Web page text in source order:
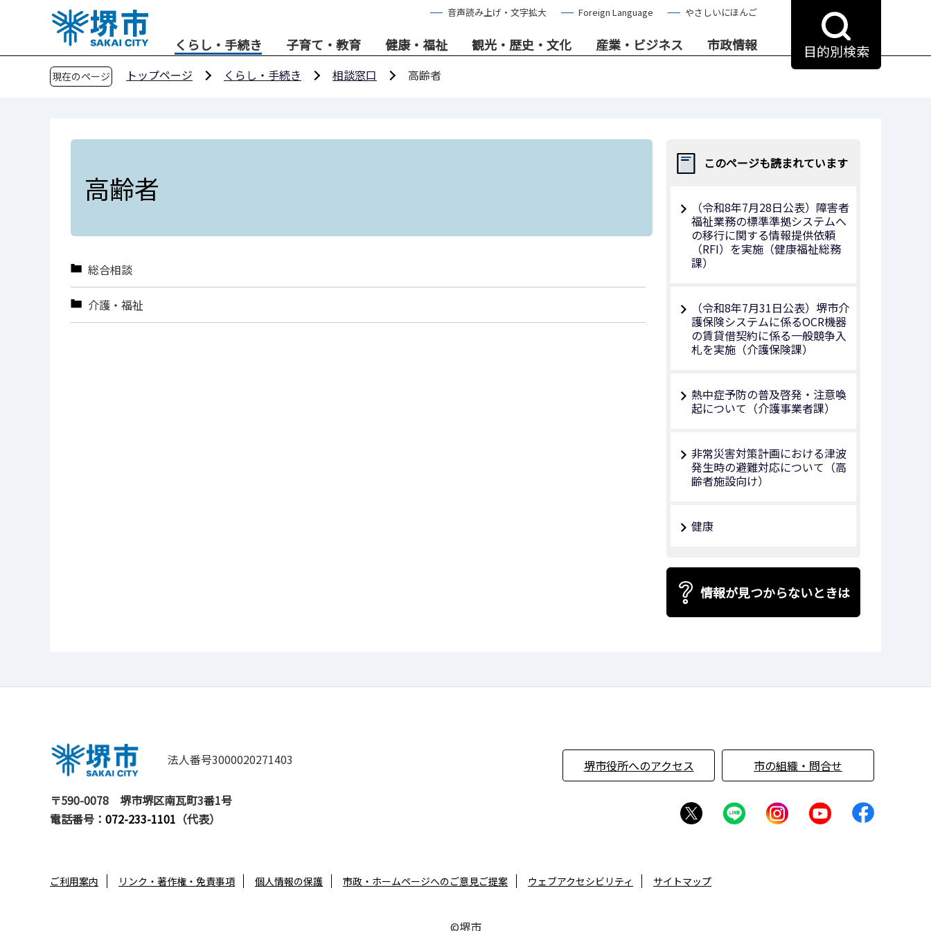
音声読み上げ・文字拡大 Foreign Language やさしいにほんご
くらし・手続き 子育て・教育 健康・福祉 観光・歴史・文化 産業・ビジネス 市政情報 目的別検索
現在のページ トップページ くらし・手続き 相談窓口 高齢者
高齢者
総合相談
介護・福祉
このページも読まれています
（令和8年7⽉28⽇公表）障害者
福祉業務の標準準拠システムへ
の移行に関する情報提供依頼
（RFI）を実施（健康福祉総務
課）
（令和8年7月31日公表）堺市介
護保険システムに係るOCR機器
の賃貸借契約に係る一般競争入
札を実施（介護保険課）
熱中症予防の普及啓発・注意喚
起について（介護事業者課）
非常災害対策計画における津波
発生時の避難対応について（高
齢者施設向け）
健康
情報が見つからないときは
法人番号3000020271403
〒590-0078
堺市堺区南瓦町3番1号
電話番号： 072-233-1101 （代表）
堺市役所へのアクセス 市の組織・問合せ
ご利用案内 リンク・著作権・免責事項 個人情報の保護 市政・ホームページへのご意見ご提案 ウェブアクセシビリティ サイトマップ
©堺市